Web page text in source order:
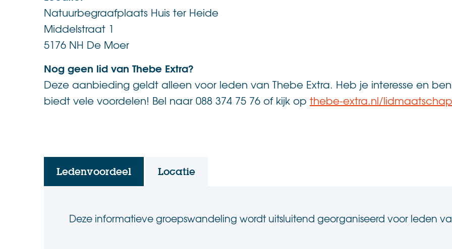
Natuurbegraafplaats Huis ter Heide
Middelstraat 1
5176 NH De Moer
Nog geen lid van Thebe Extra?
Deze aanbieding geldt alleen voor leden van Thebe Extra. Heb je interesse en
biedt vele voordelen! Bel naar 088 374 75 76 of kijk op thebe-extra.nl/lidmaatschap
Ledenvoordeel Locatie
Deze informatieve groepswandeling wordt uitsluitend georganiseerd voor leden